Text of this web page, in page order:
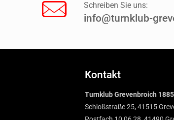
Schreiben Sie uns:
info@turnklub-
Kontakt
Turnklub Grevenbroich
Schloßstraße 25, 41515